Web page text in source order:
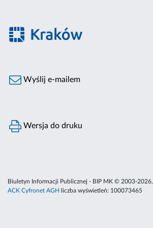
Wyślij e-mailem
Wersja do druku
Biuletyn Informacji Publicznej - BIP MK © 2003-2026,
ACK Cyfronet AGH
liczba wyświetleń: 100073465